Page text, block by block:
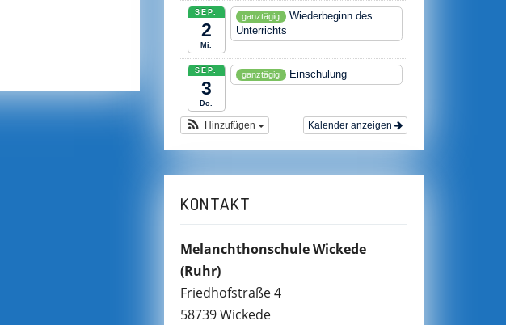
SEP.
2
Mi.
ganztägig
Wiederbeginn des
Unterrichts
SEP.
3
Do.
ganztägig Einschulung
Kalender anzeigen
Hinzufügen
KONTAKT
Melanchthonschule Wickede
(Ruhr)
Friedhofstraße 4
58739 Wickede